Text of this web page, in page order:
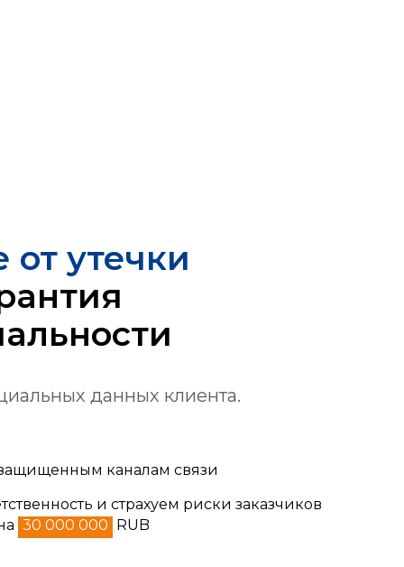
от утечки
данных клиента.
каналам связи
и страхуем риски заказчиков
30 000 000 RUB